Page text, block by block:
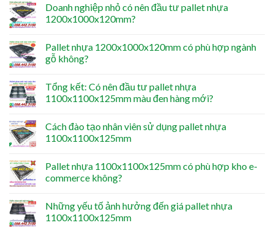
Doanh nghiệp nhỏ có nên đầu tư pallet nhựa
1200x1000x120mm?
Pallet nhựa 1200x1000x120mm có phù hợp ngành
gỗ không?
Tổng kết: Có nên đầu tư pallet nhựa
1100x1100x125mm màu đen hàng mới?
Cách đào tạo nhân viên sử dụng pallet nhựa
1100x1100x125mm
Pallet nhựa 1100x1100x125mm có phù hợp kho e-
commerce không?
Những yếu tố ảnh hưởng đến giá pallet nhựa
1100x1100x125mm